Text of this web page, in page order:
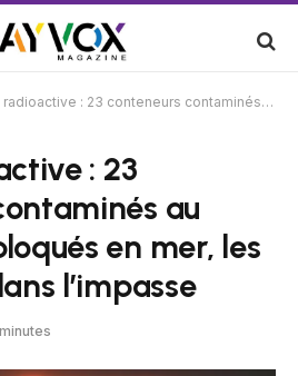
: 23 conteneurs contaminés au Césium 137 bloqués en mer, les Philippines dans l’impasse
: 23
au
en mer, les
l’impasse